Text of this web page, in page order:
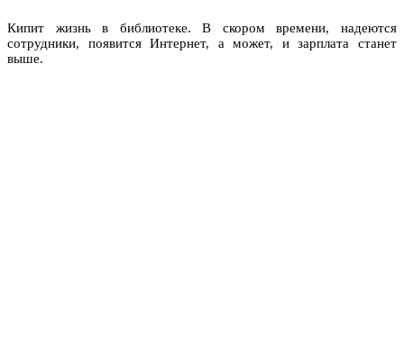
Кипит жизнь в библиотеке. В скором времени, надеются
сотрудники, появится Интернет, а может, и зарплата станет
выше.